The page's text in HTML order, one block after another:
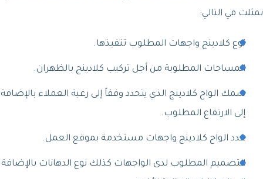
تمثلت في التالي:
نوع كلادينج واجهات المطلوب تنفيذها.
المساحات المطلوبة من أجل تركيب كلادينج بالظهران.
سمك الواح كلادينج الذي يتحدد وفقاً إلى رغبة العملاء بالإضافة
إلى الارتفاع المطلوب.
عدد الواح كلادينج واجهات مستخدمة بموقع العمل.
التصميم المطلوب لدى الواجهات كذلك نوع الدهانات بالإضافة